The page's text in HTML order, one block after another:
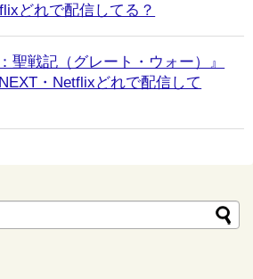
どれで配信してる？
聖戦記（グレート・ウォー）』
・Netflixどれで配信して